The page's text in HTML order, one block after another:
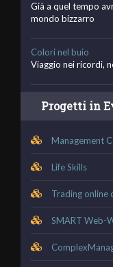
Già a quel tempo
mondo bizzarro
Colori nel buio
Viaggio nei ricordi,
Progetti in
Management
Life Skills
Trading online
SMART Web-